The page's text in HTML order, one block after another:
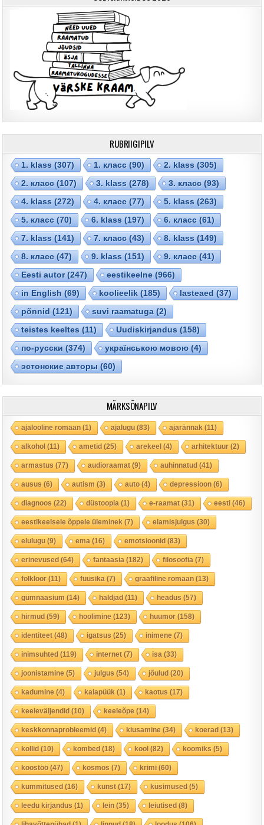
RUBRIIGIPILV
1. klass (307) 1. класс (90) 2. klass (305)
2. класс (107) 3. klass (278) 3. класс (93)
4. klass (272) 4. класс (77) 5. klass (263)
5. класс (70) 6. klass (197) 6. класс (61)
7. klass (141) 7. класс (43) 8. klass (149)
8. класс (47) 9. klass (151) 9. класс (41)
Eesti autor(247) eestikeelne (966)
in English (69) koolieelik (185) lasteaed (37)
põnnid (121) suvi raamatuga (2)
teistes keeltes (11) Uudiskirjandus (158)
по-русски (374) українською мовою (4)
эстонские авторы (60)
MÄRKSÕNAPILV
ajalooline romaan(1) ajalugu(83) ajarännak (11)
alkohol(11) ametid(25) arekeel(4) arhitektuur(2)
armastus (77) audioraamat(9) auhinnatud(41)
ausus (6) autism (3) auto(4) depressioon(6)
diagnoos (22) düstoopia (1) e-raamat(31) eesti(46)
eestikeelsele õppele üleminek (7) elamisjulgus (30)
elulugu(9) ema (16) emotsioonid(83)
erinevused(64) fantaasia (182) filosoofia (7)
folkloor(11) füüsika (7) graafiline romaan(13)
gümnaasium (14) haldjad(11) headus (57)
hirmud(59) hoolimine (123) huumor(158)
identiteet(48) igatsus (25) inimene (7)
inimsuhted(119) internet(7) isa (33)
joonistamine (5) julgus (54) jõulud(20)
kadumine (4) kalapüük (1) kaotus (17)
keeleväljendid(10) keeleõpe (14)
keskkonnaprobleemid(4) kiusamine (34) koerad(13)
kollid(10) kombed(18) kool(82) koomiks (5)
koostöö(47) kosmos (7) krimi(60)
kummitused(16) kunst(17) küsimused(5)
leedu kirjandus (1) lein(35) leiutised(8)